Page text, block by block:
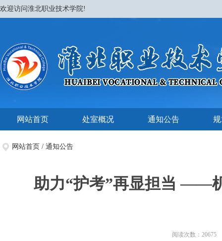
欢迎访问淮北职业技术学院!
网站首页 处室概况 通知公告
网站首页 / 通知公告
助力“护考”再显担当 ——
阅读次数：20675